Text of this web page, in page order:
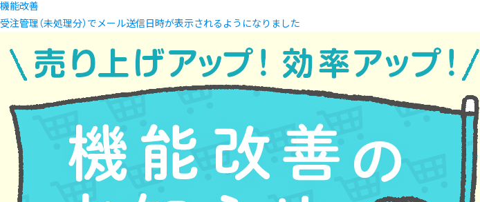
機能改善
受注管理（未処理分）でメール送信日時が表示されるようになりました